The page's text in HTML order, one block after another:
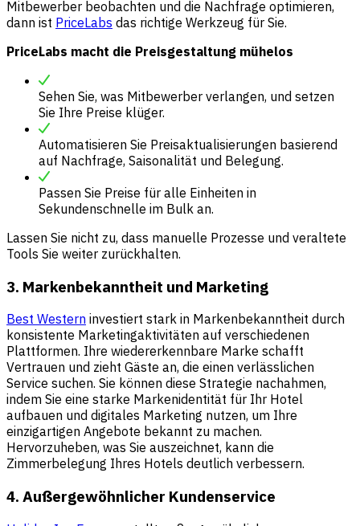
Mitbewerber beobachten und die Nachfrage optimieren,
dann ist PriceLabs das richtige Werkzeug für Sie.
PriceLabs macht die Preisgestaltung mühelos
Sehen Sie, was Mitbewerber verlangen, und setzen
Sie Ihre Preise klüger.
Automatisieren Sie Preisaktualisierungen basierend
auf Nachfrage, Saisonalität und Belegung.
Passen Sie Preise für alle Einheiten in
Sekundenschnelle im Bulk an.
Lassen Sie nicht zu, dass manuelle Prozesse und veraltete
Tools Sie weiter zurückhalten.
3. Markenbekanntheit und Marketing
Best Western investiert stark in Markenbekanntheit durch
konsistente Marketingaktivitäten auf verschiedenen
Plattformen. Ihre wiedererkennbare Marke schafft
Vertrauen und zieht Gäste an, die einen verlässlichen
Service suchen. Sie können diese Strategie nachahmen,
indem Sie eine starke Markenidentität für Ihr Hotel
aufbauen und digitales Marketing nutzen, um Ihre
einzigartigen Angebote bekannt zu machen.
Hervorzuheben, was Sie auszeichnet, kann die
Zimmerbelegung Ihres Hotels deutlich verbessern.
4. Außergewöhnlicher Kundenservice